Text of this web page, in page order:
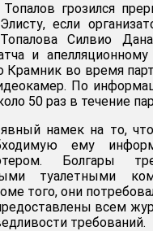
грозился
если
Силвио
и
Крамник во время
По
50 раз в течение
намек на то,
ему
Болгары
туалетными
того, они
всем
требований.